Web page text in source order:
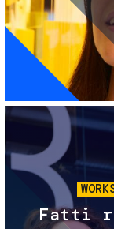
Fatti